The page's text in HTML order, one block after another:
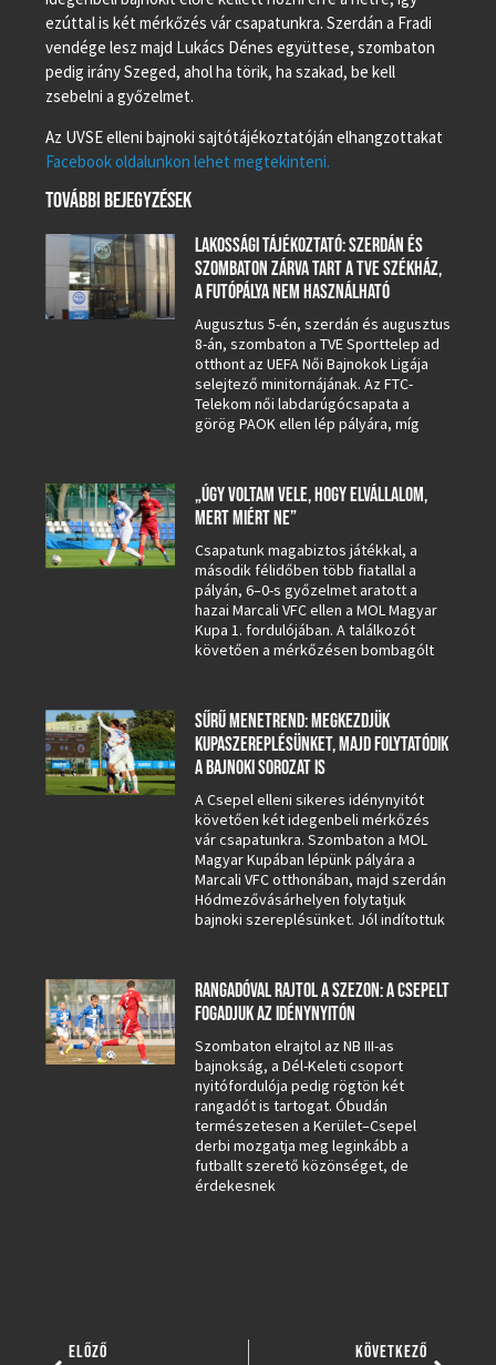
ezúttal is két mérkőzés vár csapatunkra. Szerdán a Fradi
vendége lesz majd Lukács Dénes együttese, szombaton
pedig irány Szeged, ahol ha törik, ha szakad, be kell
zsebelni a győzelmet.
Az UVSE elleni bajnoki sajtótájékoztatóján elhangzottakat
Facebook oldalunkon lehet megtekinteni.
TOVÁBBI BEJEGYZÉSEK
LAKOSSÁGI TÁJÉKOZTATÓ: SZERDÁN ÉS
SZOMBATON ZÁRVA TART A TVE SZÉKHÁZ,
A FUTÓPÁLYA NEM HASZNÁLHATÓ
Augusztus 5-én, szerdán és augusztus
8-án, szombaton a TVE Sporttelep ad
otthont az UEFA Női Bajnokok Ligája
selejtező minitornájának. Az FTC-
Telekom női labdarúgócsapata a
görög PAOK ellen lép pályára, míg
„ÚGY VOLTAM VELE, HOGY ELVÁLLALOM,
MERT MIÉRT NE”
Csapatunk magabiztos játékkal, a
második félidőben több fiatallal a
pályán, 6–0-s győzelmet aratott a
hazai Marcali VFC ellen a MOL Magyar
Kupa 1. fordulójában. A találkozót
követően a mérkőzésen bombagólt
SŰRŰ MENETREND: MEGKEZDJÜK
KUPASZEREPLÉSÜNKET, MAJD FOLYTATÓDIK
A BAJNOKI SOROZAT IS
A Csepel elleni sikeres idénynyitót
követően két idegenbeli mérkőzés
vár csapatunkra. Szombaton a MOL
Magyar Kupában lépünk pályára a
Marcali VFC otthonában, majd szerdán
Hódmezővásárhelyen folytatjuk
bajnoki szereplésünket. Jól indítottuk
RANGADÓVAL RAJTOL A SZEZON: A CSEPELT
FOGADJUK AZ IDÉNYNYITÓN
Szombaton elrajtol az NB III-as
bajnokság, a Dél-Keleti csoport
nyitófordulója pedig rögtön két
rangadót is tartogat. Óbudán
természetesen a Kerület–Csepel
derbi mozgatja meg leginkább a
futballt szerető közönséget, de
érdekesnek
ELŐZŐ KÖVETKEZŐ